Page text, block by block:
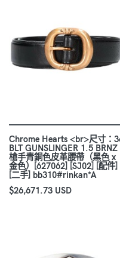
Chrome Hearts <br>尺寸：
BLT GUNSLINGER 1.5 BRNZ
槍手青銅色皮革腰帶（黑色 x
金色）[627062] [SJ02] [配件]
[二手] bb310#rinkan*A
$26,671.73 USD